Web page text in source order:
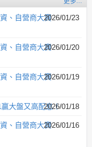
、自營商大賣2026/01/23
、自營商大賣2026/01/20
、自營商大賣2026/01/19
大盤又高配息！2026/01/18
、自營商大賣2026/01/16